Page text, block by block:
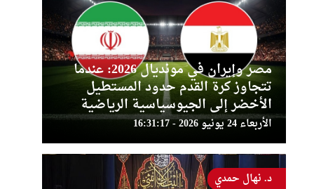
مصر وإيران في مونديال 2026: عندما
تتجاوز كرة القدم حدود المستطيل
الأخضر إلى الجيوسياسية الرياضية
الأربعاء 24 يونيو 2026 - 16:31:17
د. نهال حمدي